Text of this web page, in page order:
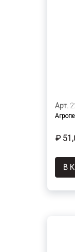
Арт.
₽
В